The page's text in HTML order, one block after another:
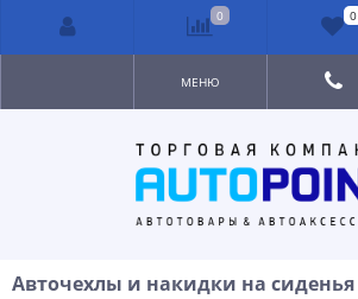
МЕНЮ
Авточехлы и накидки на сиденья
0 0